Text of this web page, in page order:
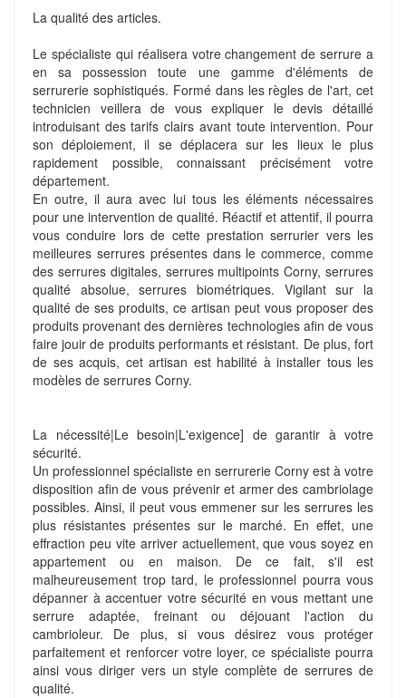
La qualité des articles.
Le spécialiste qui réalisera votre changement de serrure a
en sa possession toute une gamme d'éléments de
serrurerie sophistiqués. Formé dans les règles de l'art, cet
technicien veillera de vous expliquer le devis détaillé
introduisant des tarifs clairs avant toute intervention. Pour
son déploiement, il se déplacera sur les lieux le plus
rapidement possible, connaissant précisément votre
département.
En outre, il aura avec lui tous les éléments nécessaires
pour une intervention de qualité. Réactif et attentif, il pourra
vous conduire lors de cette prestation serrurier vers les
meilleures serrures présentes dans le commerce, comme
des serrures digitales, serrures multipoints Corny, serrures
qualité absolue, serrures biométriques. Vigilant sur la
qualité de ses produits, ce artisan peut vous proposer des
produits provenant des dernières technologies afin de vous
faire jouir de produits performants et résistant. De plus, fort
de ses acquis, cet artisan est habilité à installer tous les
modèles de serrures Corny.
La nécessité|Le besoin|L'exigence] de garantir à votre
sécurité.
Un professionnel spécialiste en serrurerie Corny est à votre
disposition afin de vous prévenir et armer des cambriolage
possibles. Ainsi, il peut vous emmener sur les serrures les
plus résistantes présentes sur le marché. En effet, une
effraction peu vite arriver actuellement, que vous soyez en
appartement ou en maison. De ce fait, s'il est
malheureusement trop tard, le professionnel pourra vous
dépanner à accentuer votre sécurité en vous mettant une
serrure adaptée, freinant ou déjouant l'action du
cambrioleur. De plus, si vous désirez vous protéger
parfaitement et renforcer votre loyer, ce spécialiste pourra
ainsi vous diriger vers un style complète de serrures de
qualité.